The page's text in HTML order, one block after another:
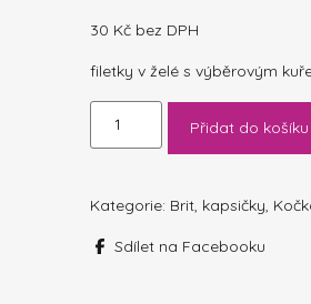
30 Kč bez DPH
filetky v želé s výběrovým
BRIT
Pouch
Tuna
Přidat do košíku
Kategorie: Brit, kapsičky,
Sdílet na Facebooku